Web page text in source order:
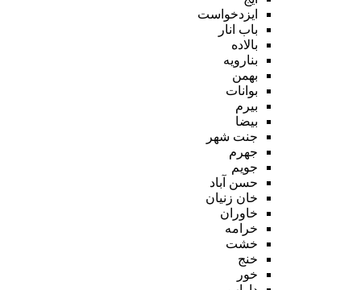
ایزدخواست
باب انار
بالاده
بنارویه
بهمن
بوانات
بیرم
بیضا
جنت شهر
جهرم
جویم
حسن آباد
خان زنیان
خاوران
خرامه
خشت
خنج
خور